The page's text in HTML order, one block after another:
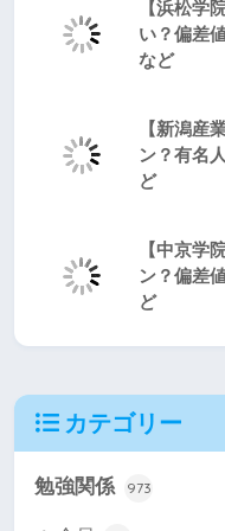
【浜松学
い？偏差
など
【新潟産
ン？有名
ど
【中京学
ン？偏差
ど
カテゴリー
勉強関係 973